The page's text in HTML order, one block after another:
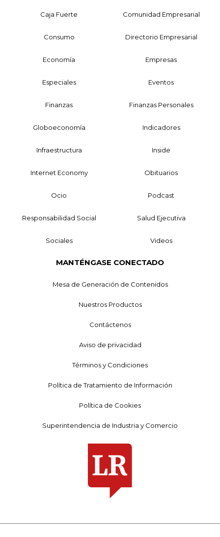
Caja Fuerte Comunidad Empresarial
Consumo Directorio Empresarial
Economía Empresas
Especiales Eventos
Finanzas Finanzas Personales
Globoeconomía Indicadores
Infraestructura Inside
Internet Economy Obituarios
Ocio Podcast
Responsabilidad Social Salud Ejecutiva
Sociales Videos
MANTÉNGASE CONECTADO
Mesa de Generación de Contenidos
Nuestros Productos
Contáctenos
Aviso de privacidad
Términos y Condiciones
Política de Tratamiento de Información
Política de Cookies
Superintendencia de Industria y Comercio